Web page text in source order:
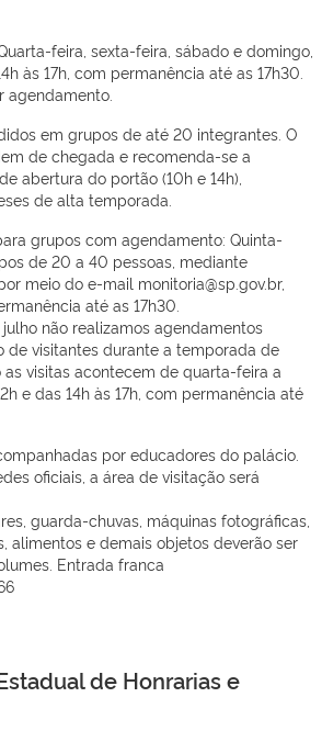
feira, sexta-feira, sábado e domingo,
às 17h, com permanência até as 17h30.
agendamento.
em grupos de até 20 integrantes. O
de chegada e recomenda-se a
abertura do portão (10h e 14h),
de alta temporada.
grupos com agendamento: Quinta-
de 20 a 40 pessoas, mediante
meio do e-mail monitoria@sp.gov.br,
até as 17h30.
não realizamos agendamentos
de visitantes durante a temporada de
as visitas acontecem de quarta-feira a
e das 14h às 17h, com permanência até
por educadores do palácio.
oficiais, a área de visitação será
guarda-chuvas, máquinas fotográficas,
alimentos e demais objetos deverão ser
Entrada franca
de Honrarias e